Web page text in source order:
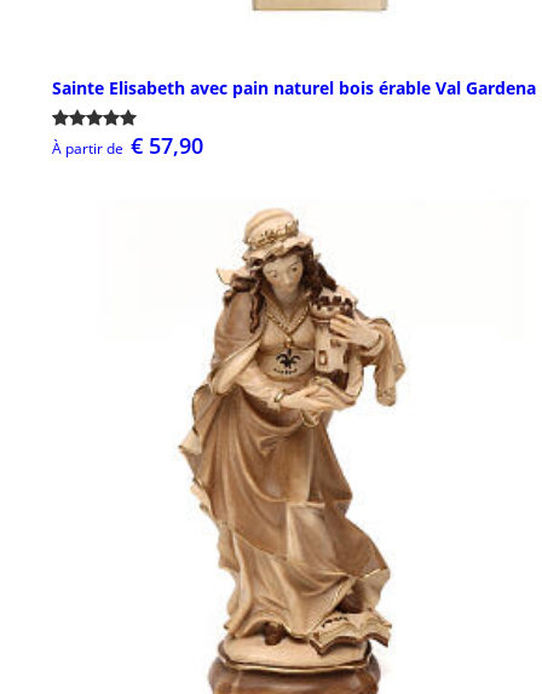
Sainte Elisabeth avec pain naturel bois érable Val Gardena
À partir de € 57,90